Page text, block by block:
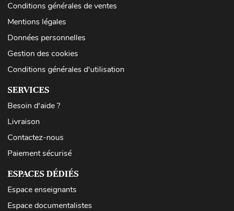
Conditions générales de ventes
Mentions légales
Données personnelles
Gestion des cookies
Conditions générales d'utilisation
SERVICES
Besoin d'aide ?
Livraison
Contactez-nous
Paiement sécurisé
ESPACES DÉDIÉS
Espace enseignants
Espace documentalistes